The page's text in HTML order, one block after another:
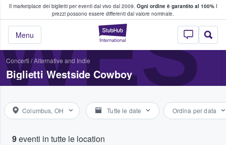
Il marketplace dei biglietti per eventi dal vivo dal 2009. Ogni ordine è garantito al 100%I
prezzi possono essere differenti dal valore nominale.
StubHub - Dove
Menu
fan comprano e vendono biglietti
Concerti /Alternative and Indie
Biglietti Westside Cowboy
Columbus, OH Tutte le date Ordina per data
9eventi in tutte le location